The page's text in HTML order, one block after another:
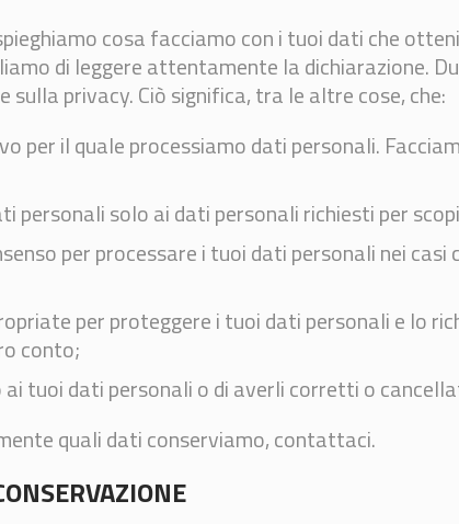
cosa facciamo con i tuoi dati che
di leggere attentamente la dichiarazione.
privacy. Ciò significa, tra le altre cose, che:
per il quale processiamo dati personali.
personali solo ai dati personali richiesti per
per processare i tuoi dati personali nei casi
per proteggere i tuoi dati personali e lo
conto;
tuoi dati personali o di averli corretti o
quali dati conserviamo, contattaci.